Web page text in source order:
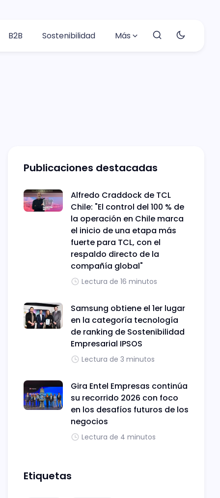
B2B Sostenibilidad Más
Publicaciones destacadas
Alfredo Craddock de TCL
Chile: "El control del 100 % de
la operación en Chile marca
el inicio de una etapa más
fuerte para TCL, con el
respaldo directo de la
compañía global"
Lectura de 16 minutos
Samsung obtiene el 1er lugar
en la categoría tecnología
de ranking de Sostenibilidad
Empresarial IPSOS
Lectura de 3 minutos
Gira Entel Empresas continúa
su recorrido 2026 con foco
en los desafíos futuros de los
negocios
Lectura de 4 minutos
Etiquetas